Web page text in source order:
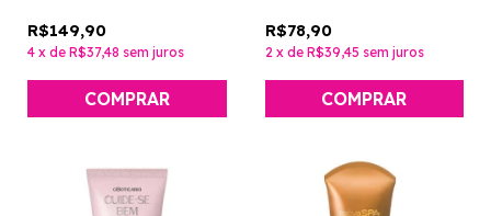
R$149,90
4 x de R$37,48 sem juros
R$78,90
2 x de R$39,45 sem juros